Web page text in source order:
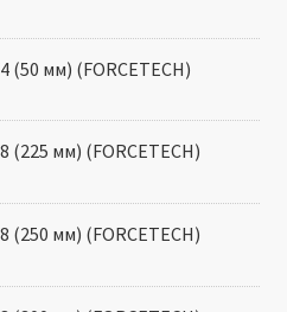
(50 мм) (FORCETECH)
(225 мм) (FORCETECH)
(250 мм) (FORCETECH)